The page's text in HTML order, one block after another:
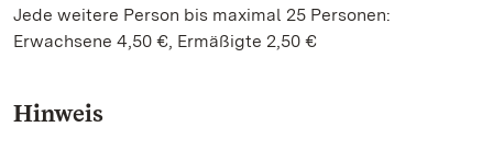
Jede weitere Person bis maximal 25 Personen:
Erwachsene 4,50 €, Ermäßigte 2,50 €
Hinweis